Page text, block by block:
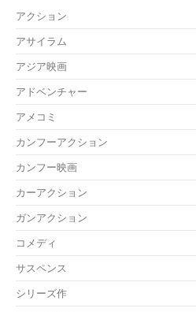
アクション
アサイラム
アジア映画
アドベンチャー
アメコミ
カンフーアクション
カンフー映画
カーアクション
ガンアクション
コメディ
サスペンス
シリーズ作